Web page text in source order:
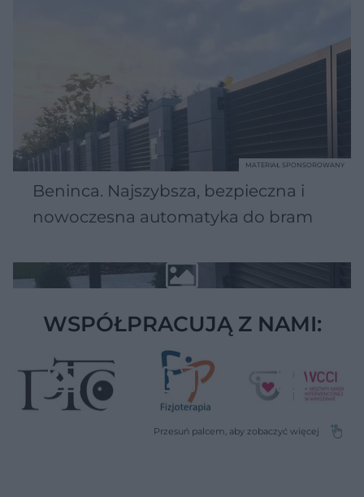
Beninca. Najszybsza, bezpieczna i
nowoczesna automatyka do bram
MATERIAŁ SPONSOROWANY
WSPÓŁPRACUJĄ Z NAMI: